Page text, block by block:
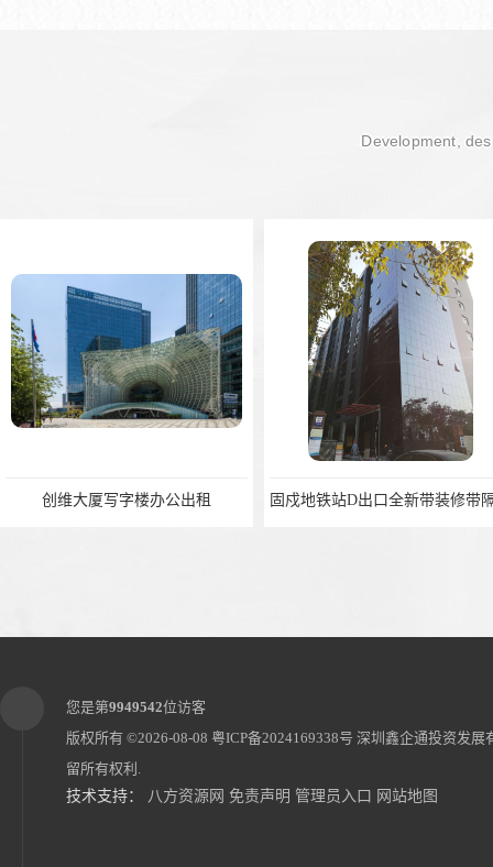
Development,
创维大厦写字楼办公出租
碧海湾地铁站*大道新空出640平，精装修带部分家私
您是第9949542位访客
版权所有 ©2026-08-08 粤ICP备2024169338号 深圳鑫企通投资发展
留所有权利.
技术支持：
八方资源网 免责声明 管理员入口 网站地图